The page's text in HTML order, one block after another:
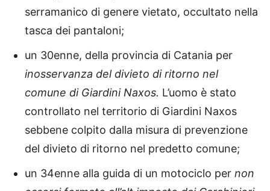
serramanico di genere vietato, occultato nella
tasca dei pantaloni;
un 30enne, della provincia di Catania per
inosservanza del divieto di ritorno nel
comune di Giardini Naxos. L’uomo è stato
controllato nel territorio di Giardini Naxos
sebbene colpito dalla misura di prevenzione
del divieto di ritorno nel predetto comune;
un 34enne alla guida di un motociclo per non